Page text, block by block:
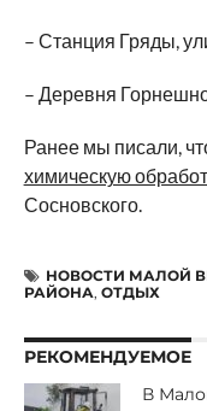
– Станция Гряды,
– Деревня
Ранее мы писали,
химическую
Сосновского.
НОВОСТИ МАЛОЙ
РАЙОНА, ОТДЫХ
РЕКОМЕНДУЕМОЕ
В